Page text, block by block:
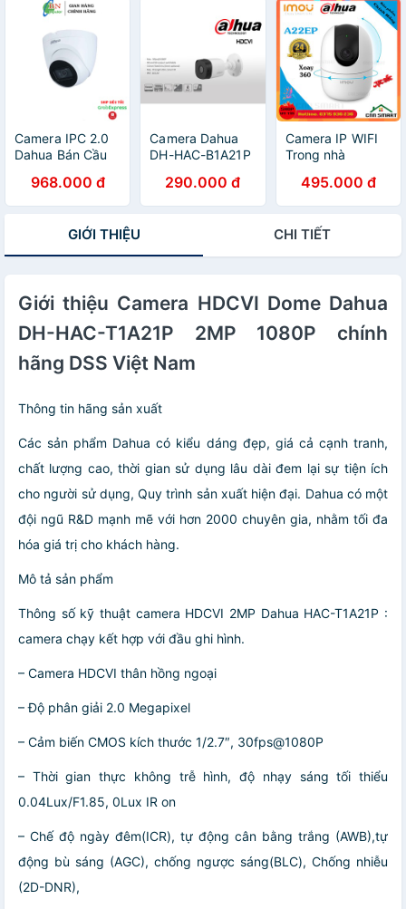
24T)
Camera IPC 2.0
Dahua Bán Cầu
AS-S2 Có Hỗ Trợ
Khe Cắm Thẻ
Tên Miền
Starlight
968.000 đ
Camera Dahua
DH-HAC-B1A21P
chính hãng DSS
bảo hành 24
290.000 đ
Camera IP WIFI
Trong nhà
A22EP C22EP
1080P Cue2 Full
chiều ( h21W c1c
495.000 đ
GIỚI THIỆU CHI TIẾT
Giới thiệu Camera HDCVI Dome Dahua
DH-HAC-T1A21P 2MP 1080P chính
hãng DSS Việt Nam
Thông tin hãng sản xuất
Các sản phẩm Dahua có kiểu dáng đẹp, giá cả cạnh tranh,
chất lượng cao, thời gian sử dụng lâu dài đem lại sự tiện ích
cho người sử dụng, Quy trình sản xuất hiện đại. Dahua có một
đội ngũ R&D mạnh mẽ với hơn 2000 chuyên gia, nhằm tối đa
hóa giá trị cho khách hàng.
Mô tả sản phẩm
Thông số kỹ thuật camera HDCVI 2MP Dahua HAC-T1A21P :
camera chạy kết hợp với đầu ghi hình.
– Camera HDCVI thân hồng ngoại
– Độ phân giải 2.0 Megapixel
– Cảm biến CMOS kích thước 1/2.7″, 30fps@1080P
– Thời gian thực không trễ hình, độ nhạy sáng tối thiểu
0.04Lux/F1.85, 0Lux IR on
– Chế độ ngày đêm(ICR), tự động cân bằng trắng (AWB),tự
động bù sáng (AGC), chống ngược sáng(BLC), Chống nhiễu
(2D-DNR),